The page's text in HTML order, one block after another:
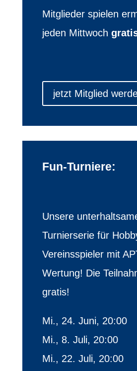
Mitglieder spielen
jeden Mittwoch
jetzt Mitglied
Fun-Turniere:
Unsere
Turnierserie für
Vereinsspieler mit
Wertung! Die
gratis!
Mi., 24. Juni, 20:00
Mi., 8. Juli, 20:00
Mi., 22. Juli, 20:00